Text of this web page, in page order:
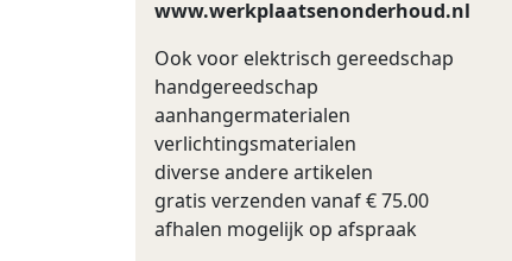
www.werkplaatsenonderhoud.nl
Ook voor elektrisch gereedschap
handgereedschap
aanhangermaterialen
verlichtingsmaterialen
diverse andere artikelen
gratis verzenden vanaf € 75.00
afhalen mogelijk op afspraak